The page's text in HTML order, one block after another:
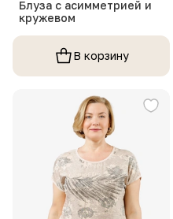
Блуза с асимметрией и
кружевом
В корзину